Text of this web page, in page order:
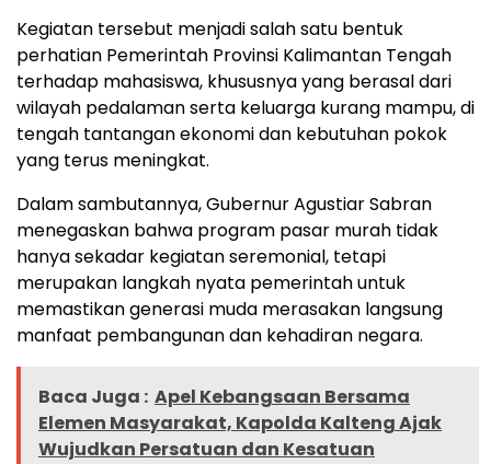
Kegiatan tersebut menjadi salah satu bentuk
perhatian Pemerintah Provinsi Kalimantan Tengah
terhadap mahasiswa, khususnya yang berasal dari
wilayah pedalaman serta keluarga kurang mampu, di
tengah tantangan ekonomi dan kebutuhan pokok
yang terus meningkat.
Dalam sambutannya, Gubernur Agustiar Sabran
menegaskan bahwa program pasar murah tidak
hanya sekadar kegiatan seremonial, tetapi
merupakan langkah nyata pemerintah untuk
memastikan generasi muda merasakan langsung
manfaat pembangunan dan kehadiran negara.
Baca Juga : Apel Kebangsaan Bersama
Elemen Masyarakat, Kapolda Kalteng Ajak
Wujudkan Persatuan dan Kesatuan